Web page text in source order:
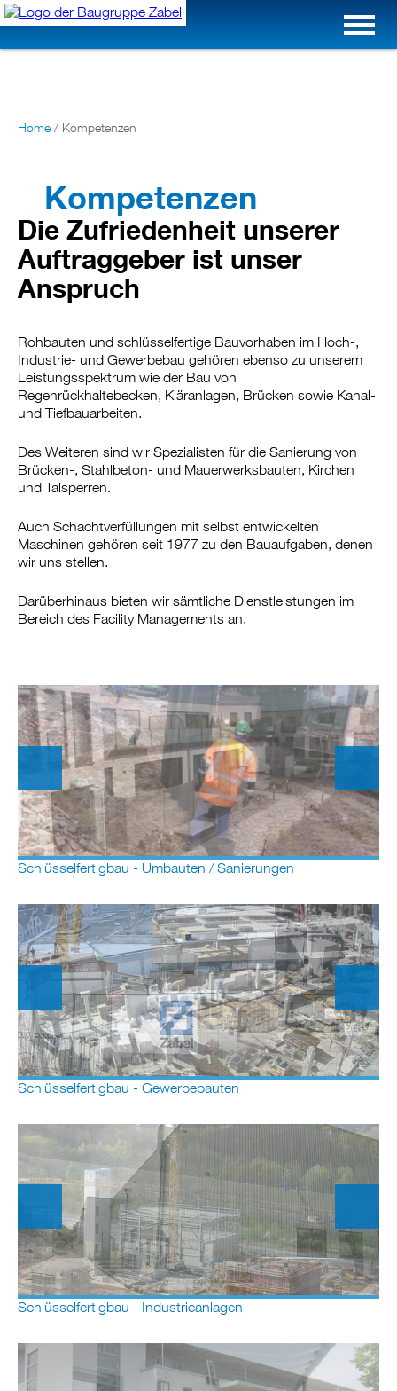
Home / Kompetenzen
Kompetenzen
Die Zufriedenheit unserer
Auftraggeber ist unser
Anspruch
Rohbauten und schlüsselfertige Bauvorhaben im Hoch-,
Industrie- und Gewerbebau gehören ebenso zu unserem
Leistungsspektrum wie der Bau von
Regenrückhaltebecken, Kläranlagen, Brücken sowie Kanal-
und Tiefbauarbeiten.
Des Weiteren sind wir Spezialisten für die Sanierung von
Brücken-, Stahlbeton- und Mauerwerksbauten, Kirchen
und Talsperren.
Auch Schachtverfüllungen mit selbst entwickelten
Maschinen gehören seit 1977 zu den Bauaufgaben, denen
wir uns stellen.
Darüberhinaus bieten wir sämtliche Dienstleistungen im
Bereich des Facility Managements an.
Schlüsselfertigbau - Umbauten / Sanierungen
Schlüsselfertigbau - Gewerbebauten
Schlüsselfertigbau - Industrieanlagen